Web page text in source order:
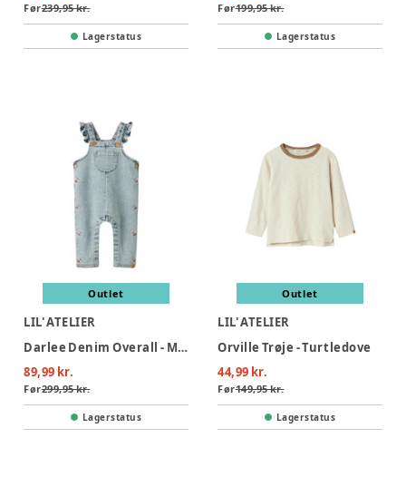
Før239,95 kr.
Lagerstatus
Før199,95 kr.
Lagerstatus
Outlet
LIL' ATELIER
Darlee Denim Overall - Medium Blue Denim
89,99 kr.
Før299,95 kr.
Lagerstatus
Outlet
LIL' ATELIER
Orville Trøje - Turtledove
44,99 kr.
Før149,95 kr.
Lagerstatus